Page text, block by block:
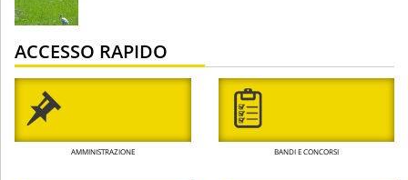
ACCESSO RAPIDO
AMMINISTRAZIONE BANDI E CONCORSI